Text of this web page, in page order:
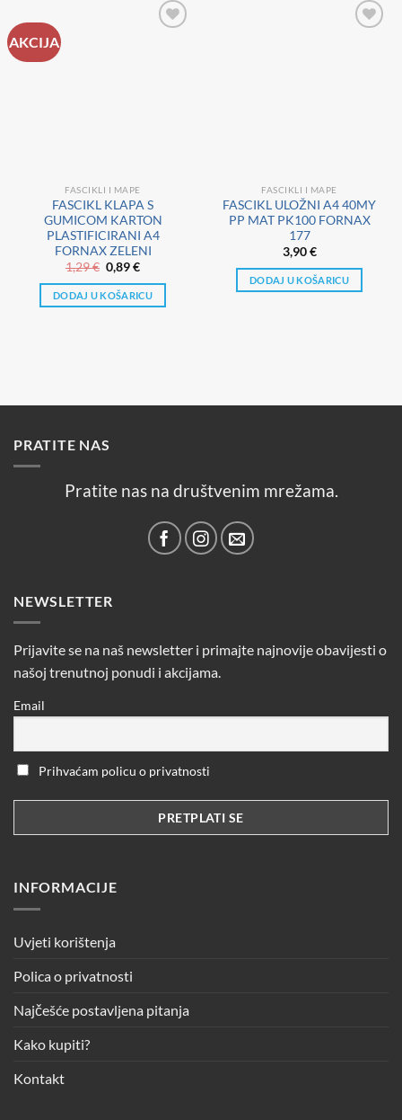
AKCIJA
FASCIKLI I MAPE
FASCIKL KLAPA S
GUMICOM KARTON
PLASTIFICIRANI A4
FORNAX ZELENI
1,29€ Izvorna
cijena
bila
je:
0,89€Trenutna
je:
0,89 €.
DODAJ U KOŠARICU
FASCIKLI I MAPE
FASCIKL ULOŽNI A4 40MY
PP MAT PK100 FORNAX
177
3,90€
DODAJ U KOŠARICU
PRATITE NAS
Pratite nas na društvenim mrežama.
NEWSLETTER
Prijavite se na naš newsletter i primajte najnovije obavijesti o
našoj trenutnoj ponudi i akcijama.
Email
Prihvaćam policu o privatnosti
INFORMACIJE
Uvjeti korištenja
Polica o privatnosti
Najčešće postavljena pitanja
Kako kupiti?
Kontakt